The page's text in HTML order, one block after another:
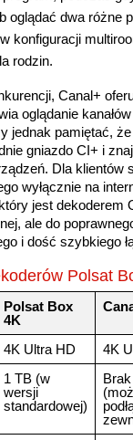
oglądać dwa różne
konfiguracji
rodzin.
Canal+
oglądanie
jednak pamiętać,
gniazdo CI+ i
Dla klientów
wyłącznie na
jest dekoderem
ale do
i dość szybkiego
Polsat
Polsat Box
4K
4K Ultra HD
4K
1 TB (w
wersji
standardowej)